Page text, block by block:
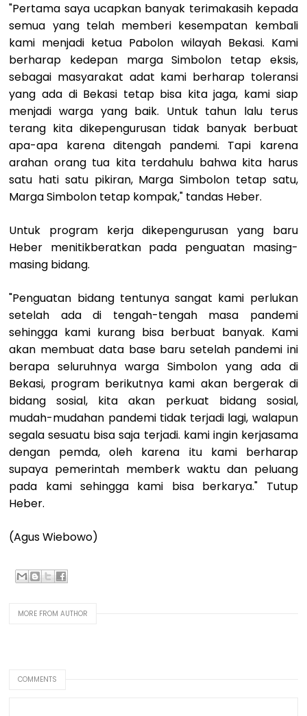
"Pertama saya ucapkan banyak terimakasih kepada
semua yang telah memberi kesempatan kembali
kami menjadi ketua Pabolon wilayah Bekasi. Kami
berharap kedepan marga Simbolon tetap eksis,
sebagai masyarakat adat kami berharap toleransi
yang ada di Bekasi tetap bisa kita jaga, kami siap
menjadi warga yang baik. Untuk tahun lalu terus
terang kita dikepengurusan tidak banyak berbuat
apa-apa karena ditengah pandemi. Tapi karena
arahan orang tua kita terdahulu bahwa kita harus
satu hati satu pikiran, Marga Simbolon tetap satu,
Marga Simbolon tetap kompak," tandas Heber.
Untuk program kerja dikepengurusan yang baru
Heber menitikberatkan pada penguatan masing-
masing bidang.
"Penguatan bidang tentunya sangat kami perlukan
setelah ada di tengah-tengah masa pandemi
sehingga kami kurang bisa berbuat banyak. Kami
akan membuat data base baru setelah pandemi ini
berapa seluruhnya warga Simbolon yang ada di
Bekasi, program berikutnya kami akan bergerak di
bidang sosial, kita akan perkuat bidang sosial,
mudah-mudahan pandemi tidak terjadi lagi, walapun
segala sesuatu bisa saja terjadi. kami ingin kerjasama
dengan pemda, oleh karena itu kami berharap
supaya pemerintah memberk waktu dan peluang
pada kami sehingga kami bisa berkarya." Tutup
Heber.
(Agus Wiebowo)
MORE FROM AUTHOR
COMMENTS